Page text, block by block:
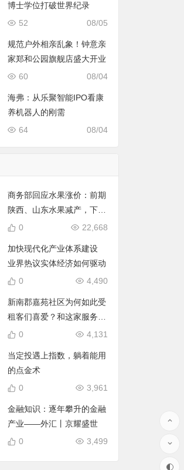
博士学位打破世界纪录
08/05
52
规范户外相亲乱象！钟意亲
家郑和公园旗舰店盛大开业
08/04
60
海弗：从乐聚智能IPO看康
养机器人的刚需
08/04
64
商务部回应水果涨价：前期
陕西、山东水果减产，下一
步价格将回落
22,668
0
加快现代化产业体系建设
业界热议实体经济如何驱动
4,490
0
新南郡嘉苑社区为何如此受
租客们喜爱？和这家服务站
有关
4,131
0
当定投遇上指数，躺着能用
的点金术
3,961
0
金融知识：逐年攀升的金融
产业——外汇丨京耀盛世
3,499
0